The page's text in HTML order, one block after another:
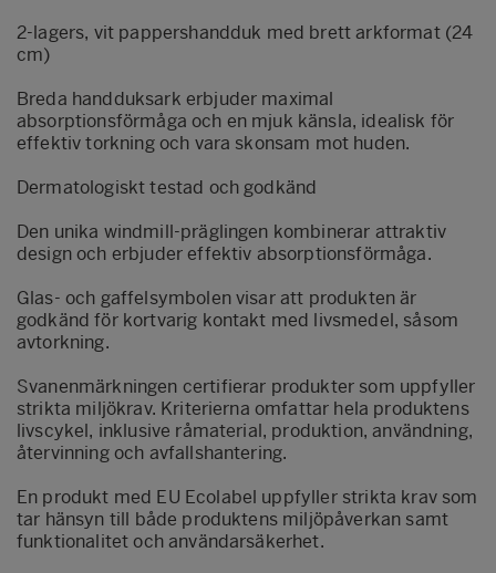
2-lagers, vit pappershandduk med brett arkformat (24
cm)
Breda handduksark erbjuder maximal
absorptionsförmåga och en mjuk känsla, idealisk för
effektiv torkning och vara skonsam mot huden.
Dermatologiskt testad och godkänd
Den unika windmill-präglingen kombinerar attraktiv
design och erbjuder effektiv absorptionsförmåga.
Glas- och gaffelsymbolen visar att produkten är
godkänd för kortvarig kontakt med livsmedel, såsom
avtorkning.
Svanenmärkningen certifierar produkter som uppfyller
strikta miljökrav. Kriterierna omfattar hela produktens
livscykel, inklusive råmaterial, produktion, användning,
återvinning och avfallshantering.
En produkt med EU Ecolabel uppfyller strikta krav som
tar hänsyn till både produktens miljöpåverkan samt
funktionalitet och användarsäkerhet.